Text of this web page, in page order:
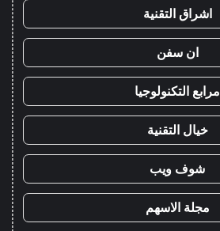
اشراق التقنية
ان سفن
مرابع التكنولوجيا
خيال التقنية
شوف ويب
مجلة الاسهم